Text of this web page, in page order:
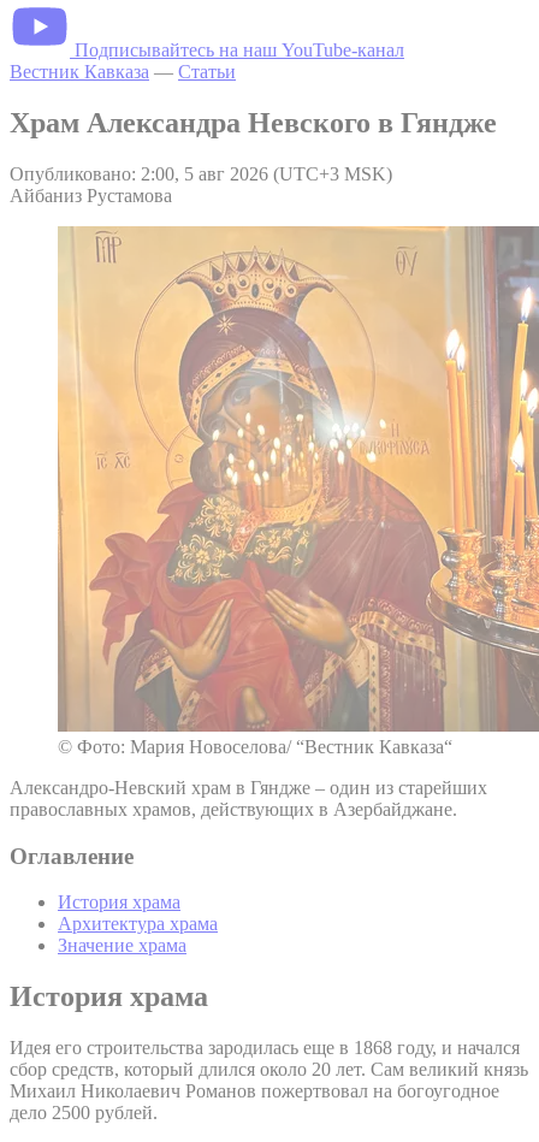
Подписывайтесь на наш YouTube-канал
Вестник Кавказа — Статьи
Храм Александра Невского в Гяндже
Опубликовано: 2:00, 5 авг 2026 (UTC+3 MSK)
Айбаниз Рустамова
© Фото: Мария Новоселова/ “Вестник Кавказа“
Александро-Невский храм в Гяндже – один из старейших
православных храмов, действующих в Азербайджане.
Оглавление
История храма
Архитектура храма
Значение храма
История храма
Идея его строительства зародилась еще в 1868 году, и начался
сбор средств, который длился около 20 лет. Сам великий князь
Михаил Николаевич Романов пожертвовал на богоугодное
дело 2500 рублей.